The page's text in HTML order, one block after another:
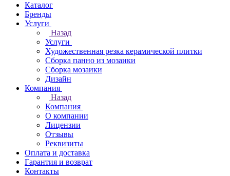
Каталог
Бренды
Услуги
Назад
Услуги
Художественная резка керамической плитки
Сборка панно из мозаики
Сборка мозаики
Дизайн
Компания
Назад
Компания
О компании
Лицензии
Отзывы
Реквизиты
Оплата и доставка
Гарантия и возврат
Контакты